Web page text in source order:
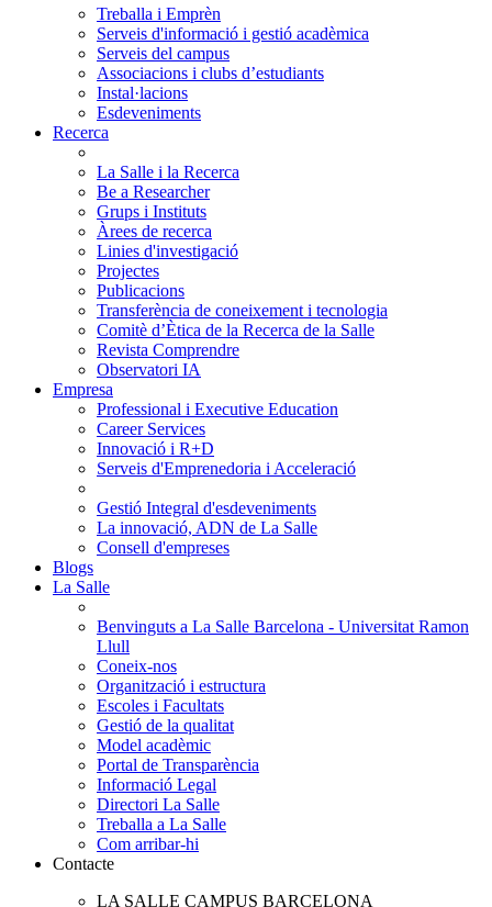
Treballa i Emprèn
Serveis d'informació i gestió acadèmica
Serveis del campus
Associacions i clubs d’estudiants
Instal·lacions
Esdeveniments
Recerca
La Salle i la Recerca
Be a Researcher
Grups i Instituts
Àrees de recerca
Linies d'investigació
Projectes
Publicacions
Transferència de coneixement i tecnologia
Comitè d’Ètica de la Recerca de la Salle
Revista Comprendre
Observatori IA
Empresa
Professional i Executive Education
Career Services
Innovació i R+D
Serveis d'Emprenedoria i Acceleració
Gestió Integral d'esdeveniments
La innovació, ADN de La Salle
Consell d'empreses
Blogs
La Salle
Benvinguts a La Salle Barcelona - Universitat Ramon
Llull
Coneix-nos
Organització i estructura
Escoles i Facultats
Gestió de la qualitat
Model acadèmic
Portal de Transparència
Informació Legal
Directori La Salle
Treballa a La Salle
Com arribar-hi
Contacte
LA SALLE CAMPUS BARCELONA